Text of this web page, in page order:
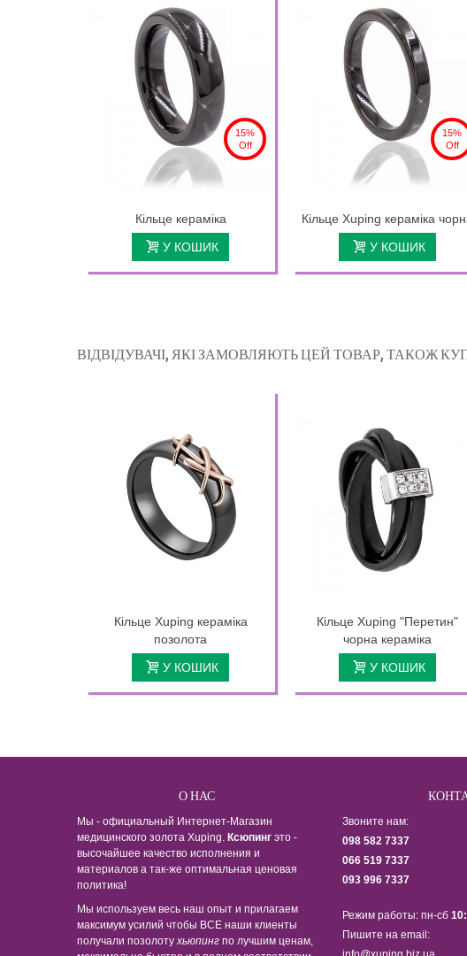
15%
Off
Кільце кераміка
У КОШИК
15%
Off
Кільце Xuping кераміка
У КОШИК
ВІДВІДУВАЧІ, ЯКІ ЗАМОВЛЯЮТЬ ЦЕЙ ТОВАР, ТАКОЖ
Кільце Xuping кераміка
позолота
У КОШИК
Кільце Xuping "Перетин"
чорна кераміка
У КОШИК
О НАС
Мы - официальный Интернет-Магазин
медицинского золота Xuping. Ксюпинг это -
высочайшее качество исполнения и
материалов а так-же оптимальная ценовая
политика!
Мы используем весь наш опыт и прилагаем
максимум усилий чтобы ВСЕ наши клиенты
получали позолотухьюпинг по лучшим ценам,
Звоните нам:
098 582 7337
066 519 7337
093 996 7337
Режим работы: пн-сб
Пишите на email: